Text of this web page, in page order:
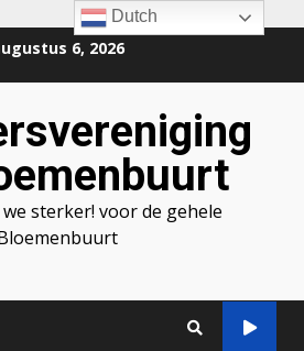
6, 2026
sterker! voor de gehele
Dutch